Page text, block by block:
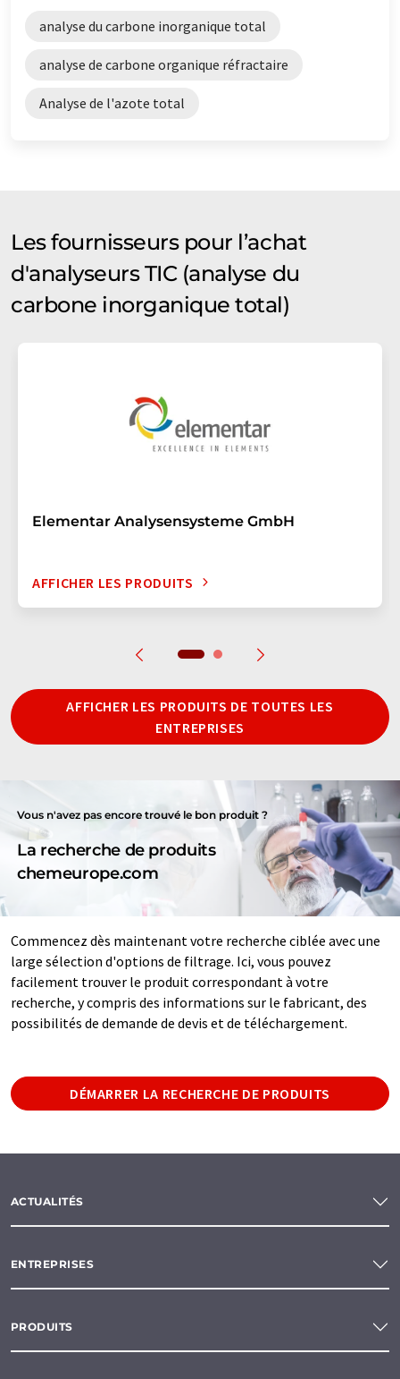
analyse du carbone inorganique total
analyse de carbone organique réfractaire
Analyse de l'azote total
Les fournisseurs pour l’achat
d'analyseurs TIC (analyse du
carbone inorganique total)
Elementar Analysensysteme GmbH
AFFICHER LES PRODUITS
AFFICHER LES PRODUITS DE TOUTES LES
ENTREPRISES
Vous n'avez pas encore trouvé le bon produit ?
La recherche de produits
chemeurope.com
Commencez dès maintenant votre recherche ciblée avec une
large sélection d'options de filtrage. Ici, vous pouvez
facilement trouver le produit correspondant à votre
recherche, y compris des informations sur le fabricant, des
possibilités de demande de devis et de téléchargement.
DÉMARRER LA RECHERCHE DE PRODUITS
ACTUALITÉS
ENTREPRISES
PRODUITS